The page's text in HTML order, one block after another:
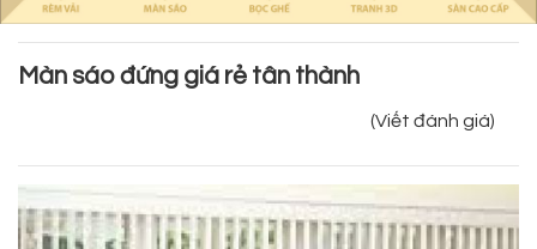
Màn sáo đứng giá rẻ tân thành
(Viết đánh giá)